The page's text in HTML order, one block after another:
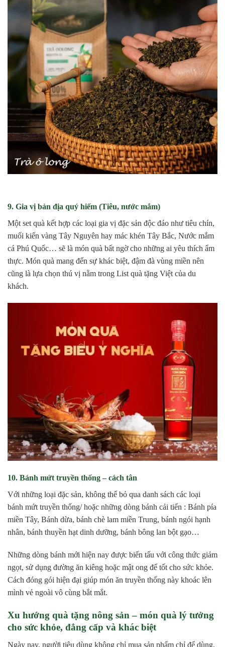
9. Gia vị bản địa quý hiếm (Tiêu, nước mắm)
Một set quà kết hợp các loại gia vị đặc sản độc đáo như tiêu chín,
muối kiến vàng Tây Nguyên hay mác khén Tây Bắc, Nước mắm
cá Phú Quốc… sẽ là món quà bất ngờ cho những ai yêu thích ẩm
thực. Món quà mang đến sự khác biệt, đậm đà vùng miền nên
cũng là lựa chọn thú vị nằm trong List quà tặng Việt của du
khách.
10. Bánh mứt truyền thống – cách tân
Với những loại đặc sản, không thể bỏ qua danh sách các loại
bánh mứt truyền thống/ hoặc những dòng bánh cải tiến : Bánh pía
miền Tây, Bánh dừa, bánh chè lam miền Trung, bánh ngói hạnh
nhân, bánh thuyền hạt dinh dưỡng, bánh bông lan bột gạo…
Những dòng bánh mới hiện nay được biến tấu với công thức giảm
ngọt, sử dụng đường ăn kiêng hoặc mật ong để tốt cho sức khỏe.
Cách đóng gói hiện đại giúp món ăn truyền thống này khoác lên
mình vẻ ngoài vô cùng bắt mắt.
Xu hướng quà tặng nông sản – món quà lý tưởng
cho sức khỏe, đẳng cấp và khác biệt
Ngày nay, người tiêu dùng không chỉ mua sản phẩm chỉ để dùng,